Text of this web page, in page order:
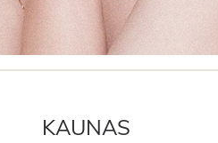
KAUNAS